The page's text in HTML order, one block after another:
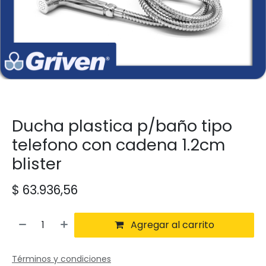
Ducha plastica p/baño tipo
telefono con cadena 1.2cm
blister
$ 63.936,56
Agregar al carrito
Términos y condiciones